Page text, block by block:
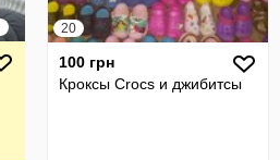
20
100 грн
Кроксы Crocs и джибитсы